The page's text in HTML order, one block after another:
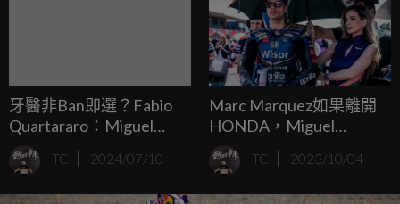
牙醫非Ban即選？Fabio
Quartararo：Miguel
Oliveira會成為Pramac
YAMAHA最好的選擇！
TC 2024/07/10
Marc Marquez如果離開
HONDA，Miguel
Oliveira會是頂替人選？
TC 2023/10/04